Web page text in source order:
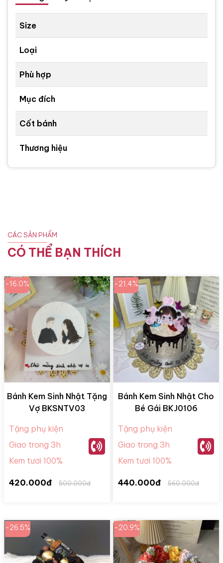
Size
Loại
Phù hợp
Mục đích
Cốt bánh
Thương hiệu
CÁC SẢN PHẨM
CÓ THỂ BẠN THÍCH
-16.0%
Bánh Kem Sinh Nhật Tặng
Vợ BKSNTV03
Tặng phụ kiện
Giao trong 3h
Kem tươi 100%
420.000đ 500.000đ
-21.4%
Bánh Kem Sinh Nhật Cho
Bé Gái BKJ0106
Tặng phụ kiện
Giao trong 3h
Kem tươi 100%
440.000đ 560.000đ
-26.5% -20.9%